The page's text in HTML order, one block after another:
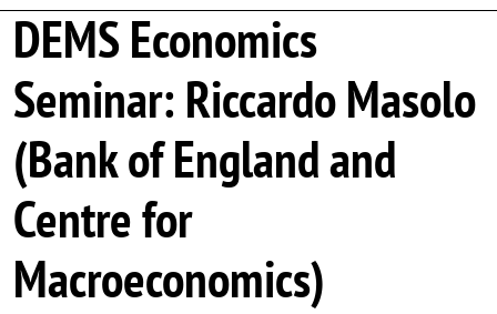
DEMS Economics
Seminar: Riccardo Masolo
(Bank of England and
Centre for
Macroeconomics)